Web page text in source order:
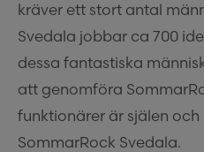
kräver ett stort antal
Svedala jobbar ca 700
dessa fantastiska
att genomföra
funktionärer är själen
SommarRock Svedala.